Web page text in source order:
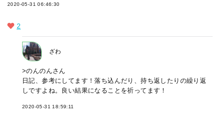
2020-05-31 06:46:30
2
ざわ
>のんのんさん
日記、参考にしてます！落ち込んだり、持ち返したりの繰り返
しですよね。良い結果になることを祈ってます！
2020-05-31 18:59:11